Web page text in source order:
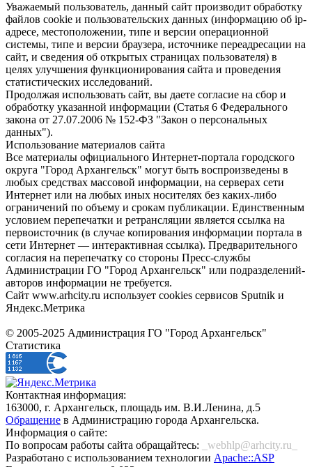
Уважаемый пользователь, данный сайт производит обработку
файлов cookie и пользовательских данных (информацию об ip-
адресе, местоположении, типе и версии операционной
системы, типе и версии браузера, источнике переадресации на
сайт, и сведения об открытых страницах пользователя) в
целях улучшения функционирования сайта и проведения
статистических исследований.
Продолжая использовать сайт, вы даете согласие на сбор и
обработку указанной информации (Статья 6 Федерального
закона от 27.07.2006 № 152-ФЗ "Закон о персональных
данных").
Использование материалов сайта
Все материалы официального Интернет-портала городского
округа "Город Архангельск" могут быть воспроизведены в
любых средствах массовой информации, на серверах сети
Интернет или на любых иных носителях без каких-либо
ограничений по объему и срокам публикации. Единственным
условием перепечатки и ретрансляции является ссылка на
первоисточник (в случае копирования информации портала в
сети Интернет — интерактивная ссылка). Предварительного
согласия на перепечатку со стороны Пресс-службы
Администрации ГО "Город Архангельск" или подразделений-
авторов информации не требуется.
Сайт www.arhcity.ru использует cookies сервисов Sputnik и
Яндекс.Метрика
© 2005-2025 Администрация ГО "Город Архангельск"
Статистика
Контактная информация:
163000, г. Архангельск, площадь им. В.И.Ленина, д.5
Обращение в Администрацию города Архангельска.
Информация о сайте:
По вопросам работы сайта обращайтесь:
_webhlp@arhcity.ru_
Разработано с использованием технологии Apache::ASP